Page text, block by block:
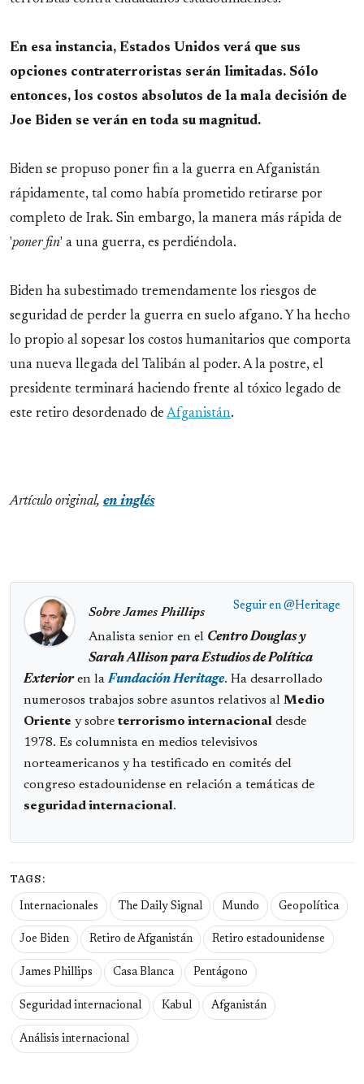
En esa instancia, Estados Unidos verá que sus
opciones contraterroristas serán limitadas. Sólo
entonces, los costos absolutos de la mala decisión de
Joe Biden se verán en toda su magnitud.
Biden se propuso poner fin a la guerra en Afganistán
rápidamente, tal como había prometido retirarse por
completo de Irak. Sin embargo, la manera más rápida de
'poner fin' a una guerra, es perdiéndola.
Biden ha subestimado tremendamente los riesgos de
seguridad de perder la guerra en suelo afgano. Y ha hecho
lo propio al sopesar los costos humanitarios que comporta
una nueva llegada del Talibán al poder. A la postre, el
presidente terminará haciendo frente al tóxico legado de
este retiro desordenado de Afganistán.
Artículo original, en inglés
Seguir en @Heritage
Sobre James Phillips
Analista senior en el Centro Douglas y
Sarah Allison para Estudios de Política
Exterioren laFundación Heritage. Ha desarrollado
numerosos trabajos sobre asuntos relativos al Medio
Oriente y sobre terrorismo internacional desde
1978. Es columnista en medios televisivos
norteamericanos y ha testificado en comités del
congreso estadounidense en relación a temáticas de
seguridad internacional.
TAGS:
Internacionales The Daily Signal Mundo Geopolítica
Joe Biden Retiro de Afganistán Retiro estadounidense
James Phillips Casa Blanca Pentágono
Seguridad internacional Kabul Afganistán
Análisis internacional